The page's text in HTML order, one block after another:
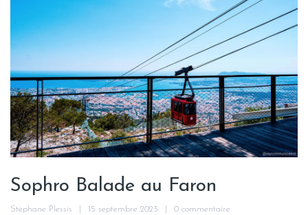
Sophro Balade au Faron
Stéphane Plessis 15 septembre 2023 0 commentaire